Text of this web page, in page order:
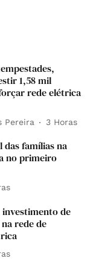
1,58 mil
rede elétrica
Pereira 3 Horas
das famílias na
no primeiro
de
rede de